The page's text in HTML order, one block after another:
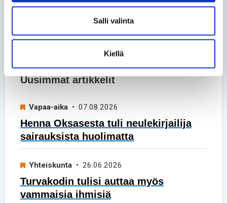
Salli valinta
Kiellä
kerrallaan
Uusimmat artikkelit
Vapaa-aika • 07.08.2026
Henna Oksasesta tuli neulekirjailija
sairauksista huolimatta
Yhteiskunta • 26.06.2026
Turvakodin tulisi auttaa myös
vammaisia ihmisiä